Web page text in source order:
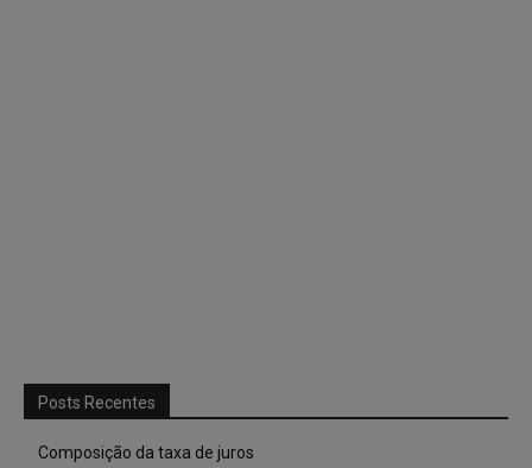
Posts Recentes
Composição da taxa de juros